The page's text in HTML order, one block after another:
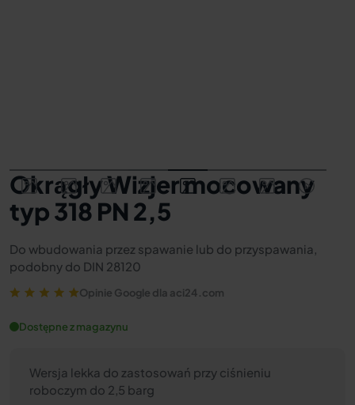
Okrągły Wizjer mocowany
typ 318 PN 2,5
Do wbudowania przez spawanie lub do przyspawania,
podobny do DIN 28120
Opinie Google dla aci24.com
Dostępne z magazynu
Wersja lekka do zastosowań przy ciśnieniu
roboczym do 2,5 barg